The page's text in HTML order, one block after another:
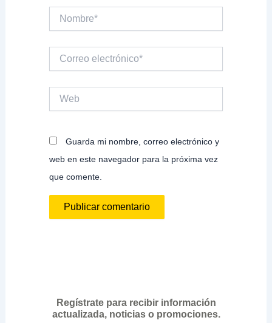
electrónico*
Guarda mi nombre, correo electrónico y
web en este navegador para la próxima vez
que comente.
Regístrate para recibir información
actualizada, noticias o promociones.